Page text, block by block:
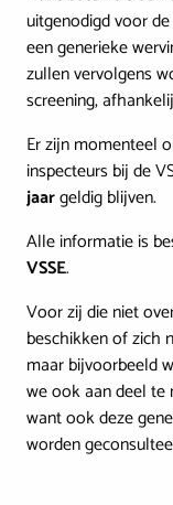
uitgenodigd voor
een generieke
zullen vervolgens
screening,
Er zijn momenteel
inspecteurs bij de
jaargeldig blijven.
Alle informatie is
VSSE.
Voor zij die niet
beschikken of zich
maar bijvoorbeeld
we ook aan deel te
want ook deze
worden